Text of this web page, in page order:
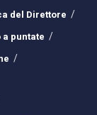
del Direttore
puntate